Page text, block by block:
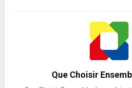
Que Choisir